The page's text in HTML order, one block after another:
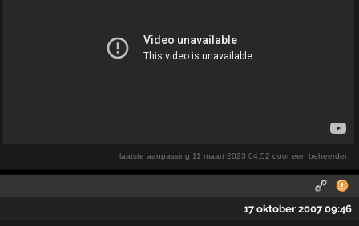
laatste aanpassing 11 maart 2023 04:52 door een beheerder
17 oktober 2007 09:46